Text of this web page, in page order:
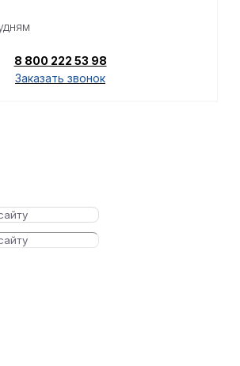
8 800 222 53 98
Заказать звонок